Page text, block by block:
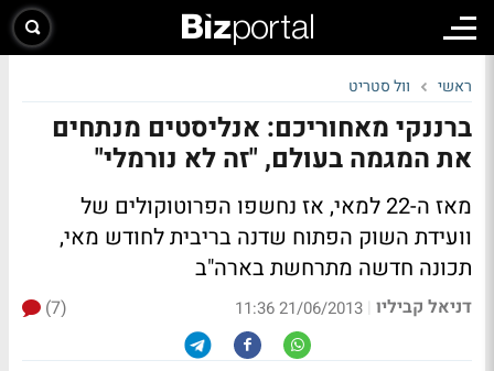
ראשי וול סטריט
ברננקי מאחוריכם: אנליסטים מנתחים
את המגמה בעולם, "זה לא נורמלי"
מאז ה-22 למאי, אז נחשפו הפרוטוקולים של
וועידת השוק הפתוח שדנה בריבית לחודש מאי,
תכונה חדשה מתרחשת בארה"ב
דניאל קביליו |
21/06/2013 11:36
(7)